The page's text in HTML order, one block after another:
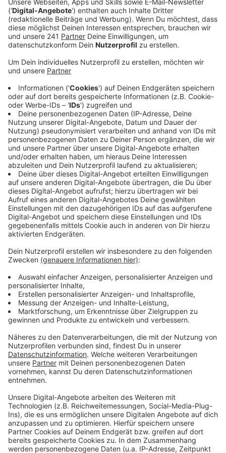
Anzeige
Mangel an Praktikanten in vielen
Unternehmen
Das Portal soll funktionieren wie eine Jobbörse, nur
speziell für Praktika bei uns in der Stadt. Dieses
Konzept habe sich in anderen Kommunen bewährt, so
die SPD. Und das würde sich auch für Unternehmen
lohnen: Für sie seien Praktikanten potenzielle
Auszubildende, und die sind im Moment ohnehin
Mangelware. Zusätzlich zum Onlineportal soll es eine
Werbekampagne geben, die darauf aufmerksam
macht. Über den Antrag entscheidet zuerst der
Jugendausschuss am Donnerstag.
Weitere Meldungen aus Leverkusen
Anzeige
Anklage steht
Nach Sperrung: Nobelstraße in Leverkusen wieder frei
Falscher Polizist überfallt Senior in Leverkusen-
Schlebusch
Anzeige